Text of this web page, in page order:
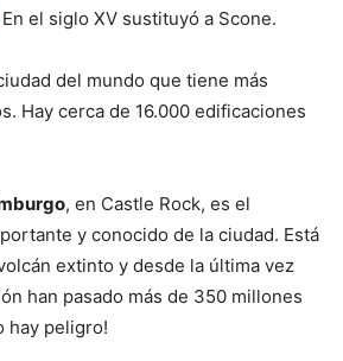
En el siglo XV sustituyó a Scone.
del mundo que tiene más
Hay cerca de 16.000 edificaciones
, en Castle Rock, es el
y conocido de la ciudad. Está
extinto y desde la última vez
han pasado más de 350 millones
hay peligro!